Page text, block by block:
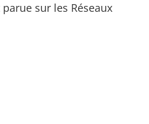
sur les Réseaux